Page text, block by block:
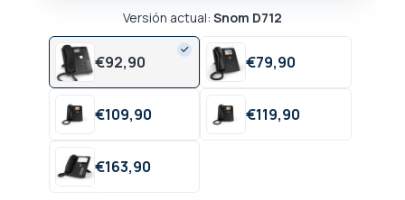
Versión actual: Snom D712
€92,90 €79,90
€109,90 €119,90
€163,90